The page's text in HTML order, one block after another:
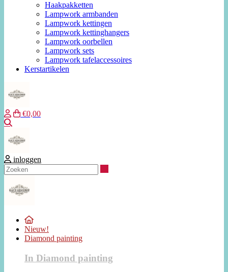
Haakpakketten
Lampwork armbanden
Lampwork kettingen
Lampwork kettinghangers
Lampwork oorbellen
Lampwork sets
Lampwork tafelaccessoires
Kerstartikelen
€0,00
inloggen
Nieuw!
Diamond painting
In Diamond painting